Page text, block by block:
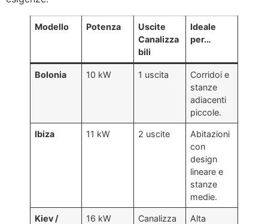
Modello Potenza
Uscite
Canalizza
bili
Ideale
per…
Bolonia 10 kW 1 uscita
Corridoi e
stanze
adiacenti
piccole.
Ibiza 11 kW 2 uscite
Abitazioni
con
design
lineare e
stanze
medie.
Kiev /
16 kW
Canalizza
Alta